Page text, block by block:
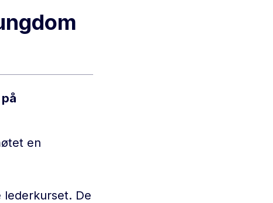
en
lederkurset. De